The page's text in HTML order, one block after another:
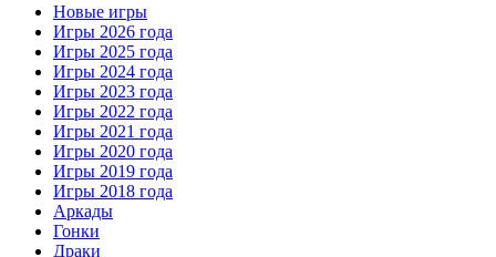
Новые игры
Игры 2026 года
Игры 2025 года
Игры 2024 года
Игры 2023 года
Игры 2022 года
Игры 2021 года
Игры 2020 года
Игры 2019 года
Игры 2018 года
Аркады
Гонки
Драки